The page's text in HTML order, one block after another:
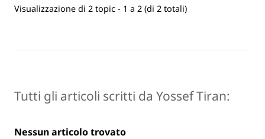
Visualizzazione di 2 topic - 1 a 2 (di 2 totali)
Tutti gli articoli scritti da Yossef Tiran:
Nessun articolo trovato